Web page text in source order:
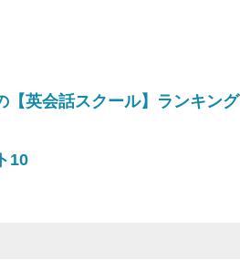
英会話スクール】ランキング
10